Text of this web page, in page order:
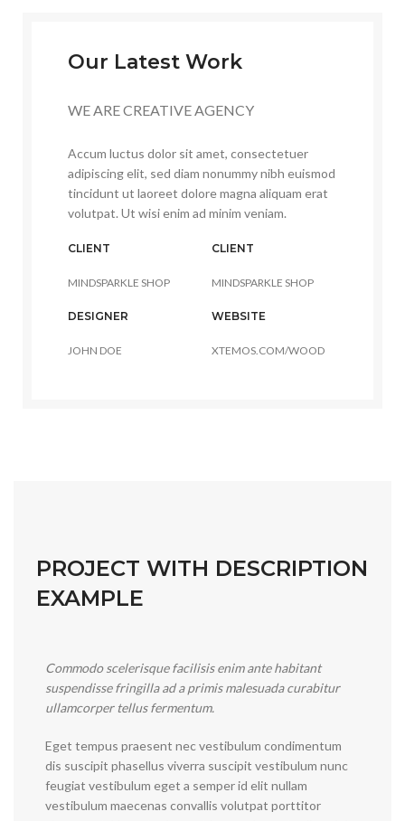
Our Latest Work
WE ARE CREATIVE AGENCY
Accum luctus dolor sit amet, consectetuer
adipiscing elit, sed diam nonummy nibh euismod
tincidunt ut laoreet dolore magna aliquam erat
volutpat. Ut wisi enim ad minim veniam.
CLIENT
MINDSPARKLE SHOP
CLIENT
MINDSPARKLE SHOP
DESIGNER
JOHN DOE
WEBSITE
XTEMOS.COM/WOOD
PROJECT WITH DESCRIPTION
EXAMPLE
Commodo scelerisque facilisis enim ante habitant
suspendisse fringilla ad a primis malesuada curabitur
ullamcorper tellus fermentum.
Eget tempus praesent nec vestibulum condimentum
dis suscipit phasellus viverra suscipit vestibulum nunc
feugiat vestibulum eget a semper id elit nullam
vestibulum maecenas convallis volutpat porttitor